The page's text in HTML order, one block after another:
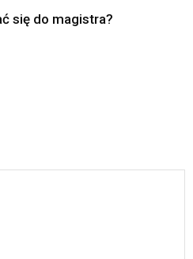
się do magistra?